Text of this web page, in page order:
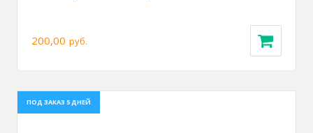
200,00 руб.
ПОД ЗАКАЗ 5 ДНЕЙ